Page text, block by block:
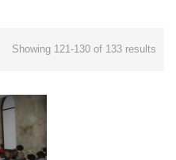
Showing 121-130 of 133 results